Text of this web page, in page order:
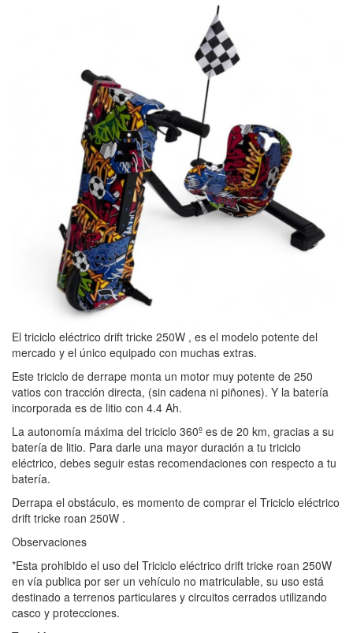
El triciclo eléctrico drift tricke 250W , es el modelo potente del
mercado y el único equipado con muchas extras.
Este triciclo de derrape monta un motor muy potente de 250
vatios con tracción directa, (sin cadena ni piñones). Y la batería
incorporada es de litio con 4.4 Ah.
La autonomía máxima del triciclo 360º es de 20 km, gracias a su
batería de litio. Para darle una mayor duración a tu triciclo
eléctrico, debes seguir estas recomendaciones con respecto a tu
batería.
Derrapa el obstáculo, es momento de comprar el Triciclo eléctrico
drift tricke roan 250W .
Observaciones
*Esta prohibido el uso del Triciclo eléctrico drift tricke roan 250W
en vía publica por ser un vehículo no matriculable, su uso está
destinado a terrenos particulares y circuitos cerrados utilizando
casco y protecciones.